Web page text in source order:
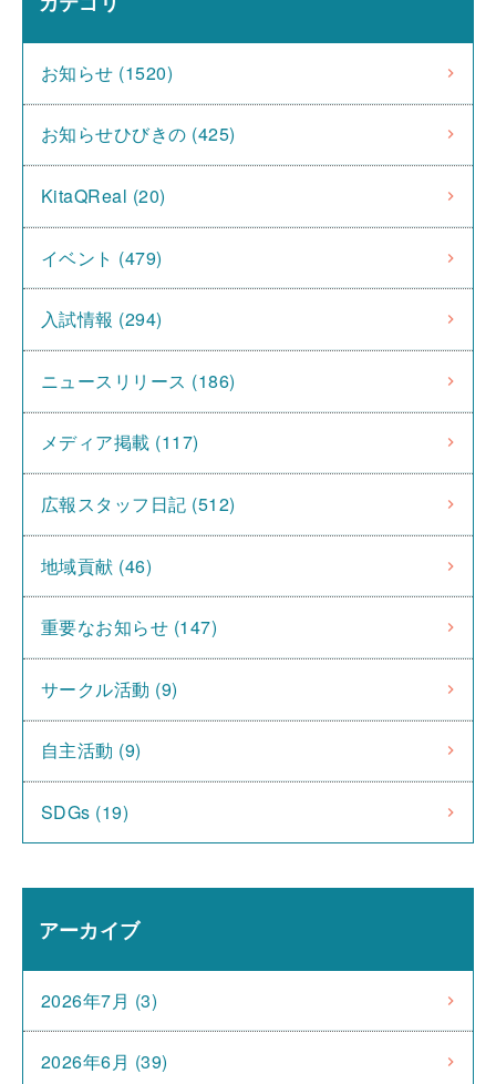
お知らせ (1520)
お知らせひびきの (425)
KitaQReal (20)
イベント (479)
入試情報 (294)
ニュースリリース (186)
メディア掲載 (117)
広報スタッフ日記 (512)
地域貢献 (46)
重要なお知らせ (147)
サークル活動 (9)
自主活動 (9)
SDGs (19)
アーカイブ
2026年7月 (3)
2026年6月 (39)